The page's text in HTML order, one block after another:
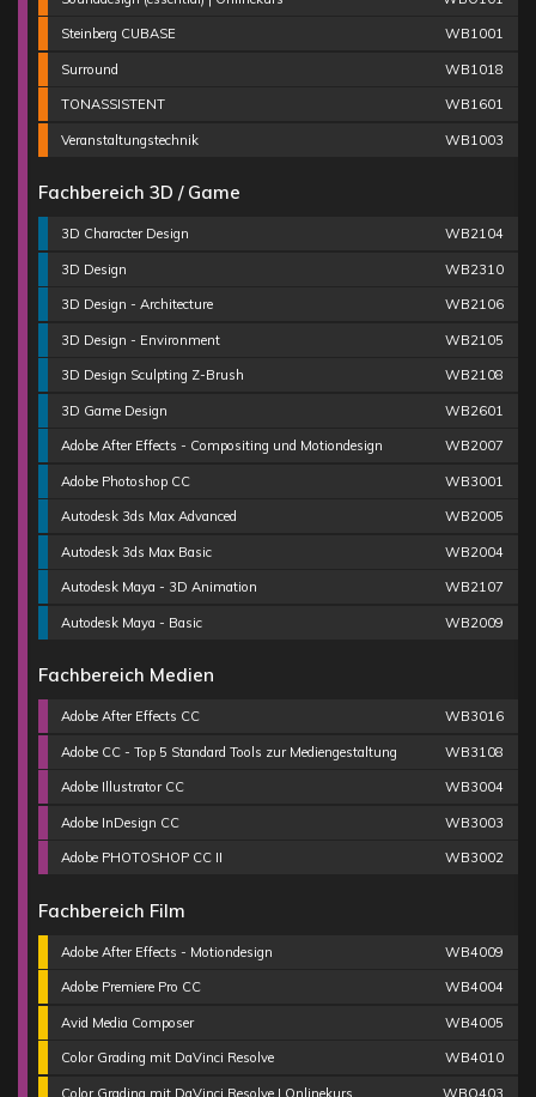
Steinberg CUBASE WB1001
Surround WB1018
TONASSISTENT WB1601
Veranstaltungstechnik WB1003
Fachbereich 3D / Game
3D Character Design WB2104
3D Design WB2310
3D Design - Architecture WB2106
3D Design - Environment WB2105
3D Design Sculpting Z-Brush WB2108
3D Game Design WB2601
Adobe After Effects - Compositing und Motiondesign WB2007
Adobe Photoshop CC WB3001
Autodesk 3ds Max Advanced WB2005
Autodesk 3ds Max Basic WB2004
Autodesk Maya - 3D Animation WB2107
Autodesk Maya - Basic WB2009
Fachbereich Medien
Adobe After Effects CC WB3016
Adobe CC - Top 5 Standard Tools zur Mediengestaltung WB3108
Adobe Illustrator CC WB3004
Adobe InDesign CC WB3003
Adobe PHOTOSHOP CC II WB3002
Fachbereich Film
Adobe After Effects - Motiondesign WB4009
Adobe Premiere Pro CC WB4004
Avid Media Composer WB4005
Color Grading mit DaVinci Resolve WB4010
Color Grading mit DaVinci Resolve | Onlinekurs WBO403